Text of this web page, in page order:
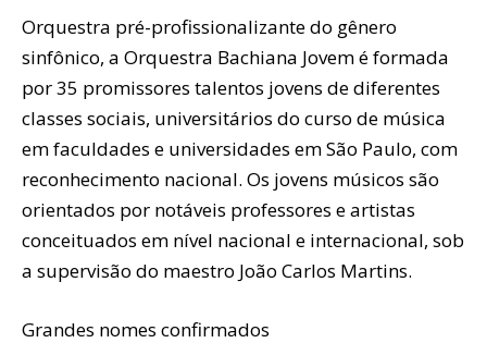
Orquestra pré-profissionalizante do gênero
sinfônico, a Orquestra Bachiana Jovem é formada
por 35 promissores talentos jovens de diferentes
classes sociais, universitários do curso de música
em faculdades e universidades em São Paulo, com
reconhecimento nacional. Os jovens músicos são
orientados por notáveis professores e artistas
conceituados em nível nacional e internacional, sob
a supervisão do maestro João Carlos Martins.
Grandes nomes confirmados